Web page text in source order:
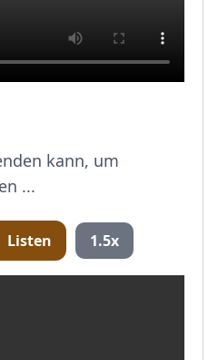
kann, um
...
Listen 1.5x